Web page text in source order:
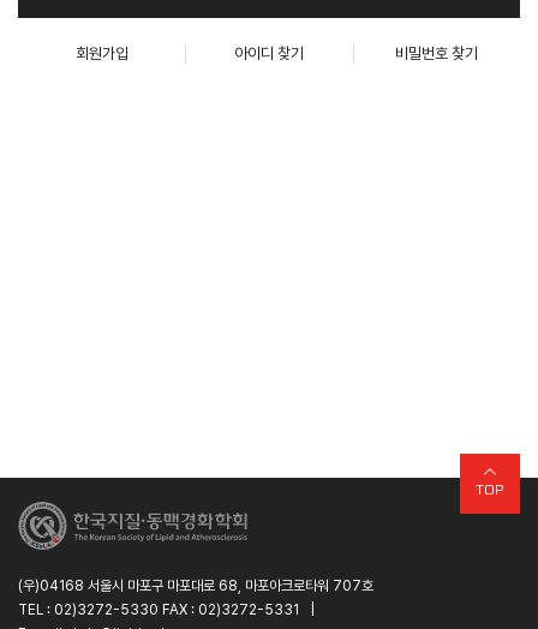
회원가입 아이디 찾기 비밀번호 찾기
(우)04168 서울시 마포구 마포대로 68, 마포아크로타워 707호
TEL : 02)3272-5330 FAX : 02)3272-5331
TOP